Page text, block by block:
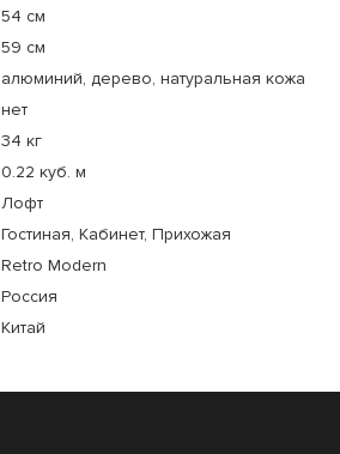
54 см
59 см
алюминий, дерево, натуральная кожа
нет
34 кг
0.22 куб. м
Лофт
Гостиная, Кабинет, Прихожая
Retro Modern
Россия
Китай